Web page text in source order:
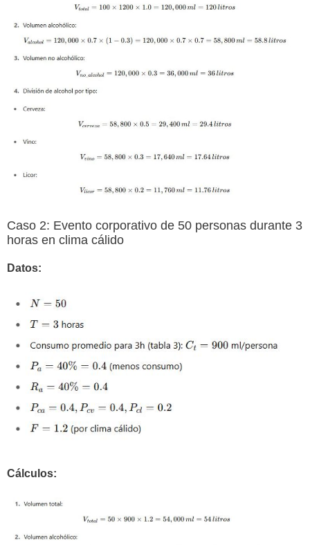
Caso 2: Evento corporativo de 50 personas durante 3
horas en clima cálido
Datos:
Cálculos: